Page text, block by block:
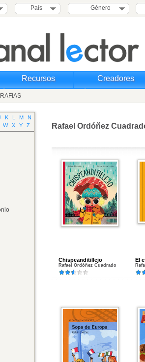
País Género
Recursos Creadores
K L M
N
W X Y Z Rafael Ordóñez
Chispeanditillejo
Rafael Ordóñez Cuadrado
El